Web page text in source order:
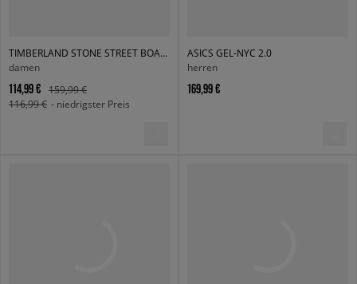
TIMBERLAND STONE STREET BOAT SHOE
damen
114,99 €
159,99 €
116,99 € - niedrigster Preis
ASICS GEL-NYC 2.0
herren
169,99 €